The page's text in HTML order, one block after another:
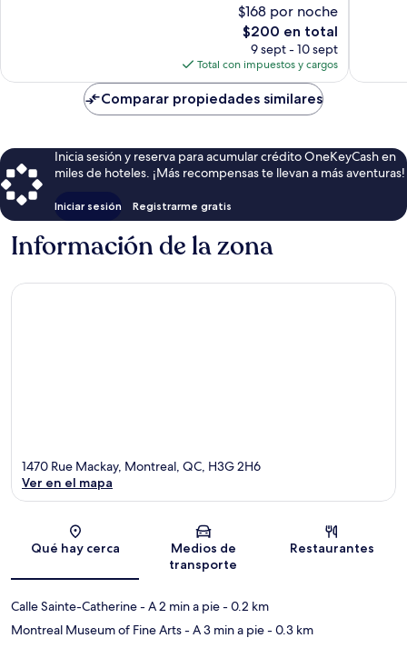
$168 por noche
El
precio
actual
es
de
$200
$200 en total
9 sept - 10 sept
Total con impuestos y cargos
Comparar propiedades similares
Inicia sesión y reserva para acumular crédito OneKeyCash en
miles de hoteles. ¡Más recompensas te llevan a más aventuras!
Iniciar sesión Registrarme gratis
Información de la zona
Sección del mapa
1470 Rue Mackay, Montreal, QC, H3G 2H6
Ver en el mapa
Qué hay cerca
Medios de
transporte
Restaurantes
Calle Sainte-Catherine- A 2 min a pie- 0.2 km
Montreal Museum of Fine Arts- A 3 min a pie- 0.3 km